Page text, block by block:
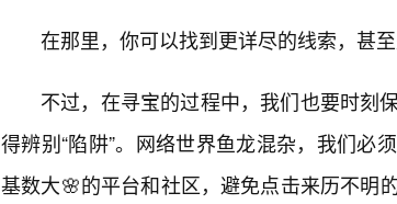
在那里，你可以找到更详尽的线索，甚
不过，在寻宝的过程中，我们也要时刻
得辨别“陷阱”。网络世界鱼龙混杂，我们必
基数大🌸的平台和社区，避免点击来历不明